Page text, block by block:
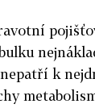
k